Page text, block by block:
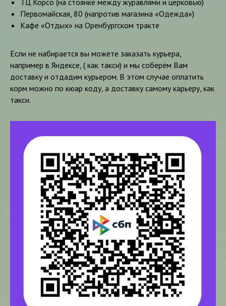
ТЦ Корсо (на стоянке между журавлями и церковью)
Первомайская, 80 (напротив магазина «Одежда»)
Кафе «Отдых» на Оренбургском тракте
Если не набирается вы можете заказать курьера,
например в Яндексе, ( как такси) и мы соберём Вам
доставку и отдадим курьером. В этом случае оплатить
корм можно по кюар коду, а доставку самому карьеру, как
такси.